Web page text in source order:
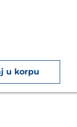
u korpu